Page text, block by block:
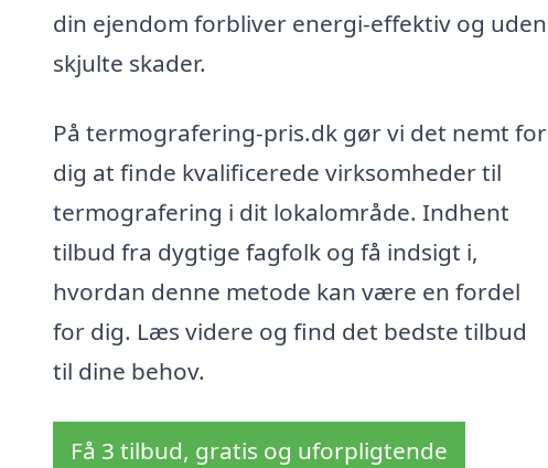
din ejendom forbliver energi-effektiv og uden
skjulte skader.
På termografering-pris.dk gør vi det nemt for
dig at finde kvalificerede virksomheder til
termografering i dit lokalområde. Indhent
tilbud fra dygtige fagfolk og få indsigt i,
hvordan denne metode kan være en fordel
for dig. Læs videre og find det bedste tilbud
til dine behov.
Få 3 tilbud, gratis og uforpligtende